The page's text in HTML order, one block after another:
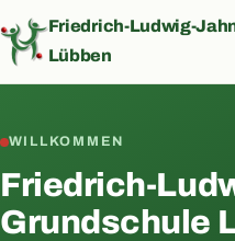
Friedrich-Ludwig-
Lübben
WILLKOMMEN
Friedrich-
Grundschule